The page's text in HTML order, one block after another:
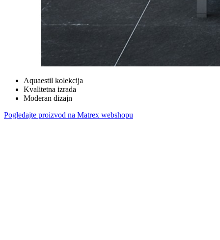
Aquaestil kolekcija
Kvalitetna izrada
Moderan dizajn
Pogledajte proizvod na Matrex webshopu